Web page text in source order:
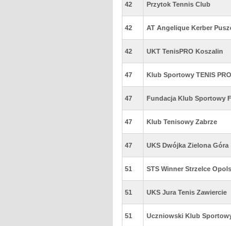
42 Przytok Tennis Club
42 AT Angelique Kerber
42 UKT TenisPRO Koszalin
47 Klub Sportowy TENIS
47 Fundacja Klub Sportowy
47 Klub Tenisowy Zabrze
47 UKS Dwójka Zielona Góra
51 STS Winner Strzelce
51 UKS Jura Tenis Zawiercie
51 Uczniowski Klub